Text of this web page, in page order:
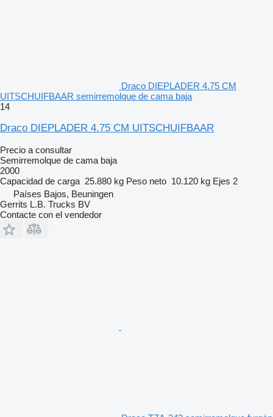
Draco DIEPLADER 4.75 CM
UITSCHUIFBAAR semirremolque de cama baja
14
Draco DIEPLADER 4.75 CM UITSCHUIFBAAR
Precio a consultar
Semirremolque de cama baja
2000
Capacidad de carga 25.880 kg Peso neto 10.120 kg Ejes 2
Países Bajos, Beuningen
Gerrits L.B. Trucks BV
Contacte con el vendedor